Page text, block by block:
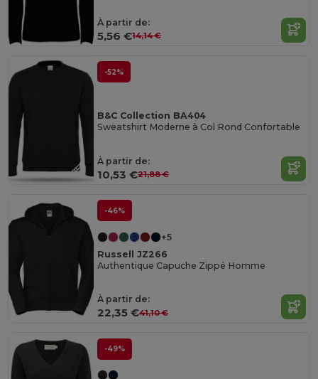
À partir de:
5,56 €14,14 €
-52%
B&C Collection BA404
Sweatshirt Moderne à Col Rond Confortable
À partir de:
10,53 €21,88 €
-46%
+5
Russell JZ266
Authentique Capuche Zippé Homme
À partir de:
22,35 €41,10 €
-49%